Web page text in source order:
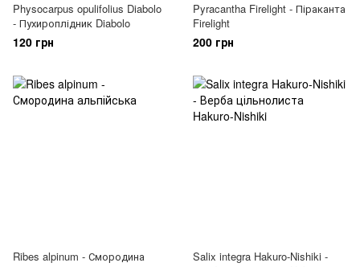
Physocarpus opulifolius Diabolo
- Пухироплідник Diabolo
120 грн
Pyracantha Firelight - Піраканта
Firelight
200 грн
Ribes alpinum - Смородина
Salix integra Hakuro-Nishiki -